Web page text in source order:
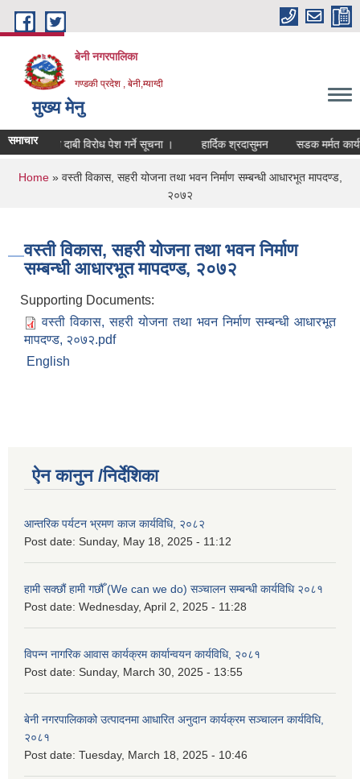
Skip to main content
बेनी नगरपालिका
गण्डकी प्रदेश , बेनी,म्याग्दी
मुख्य मेनु
समाचारसम्बन्धी दाबी विरोध पेश गर्ने सूचना । हार्दिक श्रदासुमन सडक मर्मत
You are here
Home» वस्ती विकास, सहरी योजना तथा भवन निर्माण सम्बन्धी आधारभूत मापदण्ड,
२०७२
वस्ती विकास, सहरी योजना तथा भवन निर्माण
सम्बन्धी आधारभूत मापदण्ड, २०७२
Supporting Documents:
वस्ती विकास, सहरी योजना तथा भवन निर्माण सम्बन्धी आधारभूत
मापदण्ड, २०७२.pdf
English
ऐन कानुन /निर्देशिका
आन्तरिक पर्यटन भ्रमण काज कार्यविधि, २०८२
Post date: Sunday, May 18, 2025 - 11:12
हामी सक्छौं हामी गछौँ (We can we do) सञ्चालन सम्बन्धी कार्यविधि २०८१
Post date: Wednesday, April 2, 2025 - 11:28
विपन्न नागरिक आवास कार्यक्रम कार्यान्वयन कार्यविधि, २०८१
Post date: Sunday, March 30, 2025 - 13:55
बेनी नगरपालिकाको उत्पादनमा आधारित अनुदान कार्यक्रम सञ्‍चालन कार्यविधि,
२०८१
Post date: Tuesday, March 18, 2025 - 10:46